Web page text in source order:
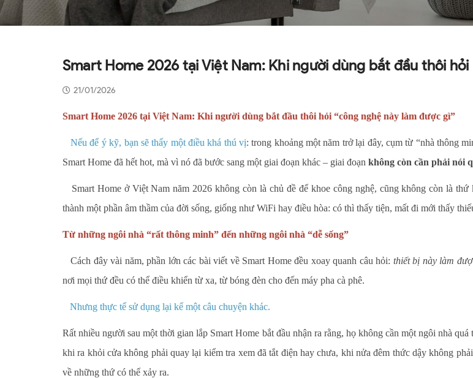
Smart Home 2026 tại Việt Nam: Khi người dùng bắt đầu thôi
21/01/2026
Smart Home 2026 tại Việt Nam: Khi người dùng bắt đầu thôi hỏi “công nghệ này làm được gì”
Nếu để ý kỹ, bạn sẽ thấy một điều khá thú vị: trong khoảng một năm trở lại đây, cụm từ “nhà thông
Smart Home đã hết hot, mà vì nó đã bước sang một giai đoạn khác – giai đoạn không còn cần phải nói
Smart Home ở Việt Nam năm 2026 không còn là chủ đề để khoe công nghệ, cũng không còn là
thành một phần âm thầm của đời sống, giống như WiFi hay điều hòa: có thì thấy tiện, mất đi mới thấy
Từ những ngôi nhà “rất thông minh” đến những ngôi nhà “dễ sống”
Cách đây vài năm, phần lớn các bài viết về Smart Home đều xoay quanh câu hỏi: thiết bị này làm
nơi mọi thứ đều có thể điều khiển từ xa, từ bóng đèn cho đến máy pha cà phê.
Nhưng thực tế sử dụng lại kể một câu chuyện khác.
Rất nhiều người sau một thời gian lắp Smart Home bắt đầu nhận ra rằng, họ không cần một ngôi nhà
khi ra khỏi cửa không phải quay lại kiểm tra xem đã tắt điện hay chưa, khi nửa đêm thức dậy không
về những thứ có thể xảy ra.